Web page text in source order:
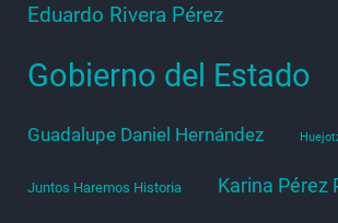
Eduardo Rivera Pérez
Gobierno del Estado
Guadalupe Daniel Hernández
Juntos Haremos Historia Karina Pérez